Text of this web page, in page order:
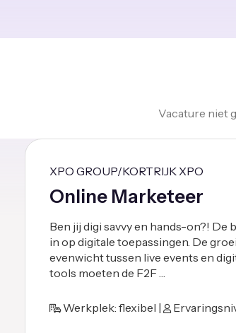
Vacature niet
XPO GROUP/KORTRIJK XPO
Online Marketeer
Ben jij digi savvy en hands-on?!
in op digitale toepassingen. De
evenwicht tussen live events en
tools moeten de F2F …
Werkplek: flexibel |